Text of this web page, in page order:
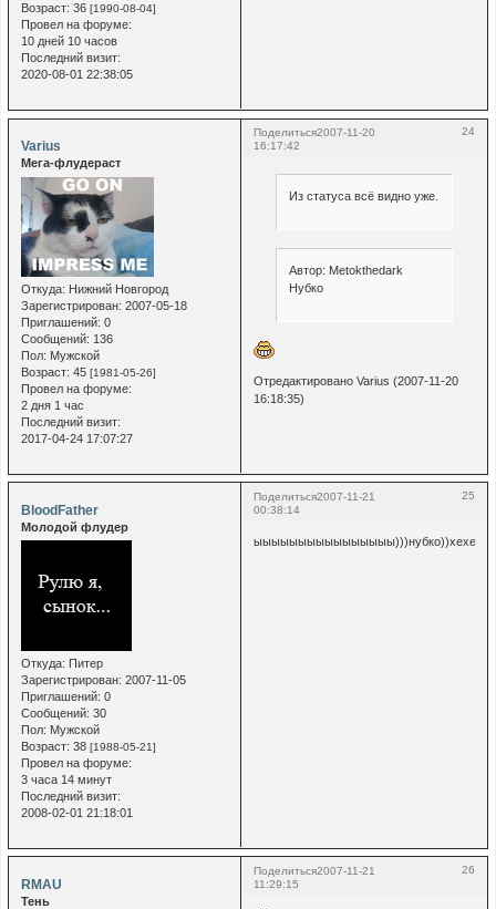
Возраст: 36 [1990-08-04]
Провел на форуме:
10 дней 10 часов
Последний визит:
2020-08-01 22:38:05
Поделиться 24
2007-11-20
16:17:42
Varius
Мега-флудераст
Откуда: Нижний Новгород
Зарегистрирован: 2007-05-18
Приглашений: 0
Сообщений: 136
Пол: Мужской
Возраст: 45 [1981-05-26]
Провел на форуме:
2 дня 1 час
Последний визит:
2017-04-24 17:07:27
Из статуса всё видно уже.
Автор: Metokthedark
Нубко
Отредактировано Varius (2007-11-20
16:18:35)
Поделиться 25
2007-11-21
00:38:14
BloodFather
Молодой флудер
Откуда: Питер
Зарегистрирован: 2007-11-05
Приглашений: 0
Сообщений: 30
Пол: Мужской
Возраст: 38 [1988-05-21]
Провел на форуме:
3 часа 14 минут
Последний визит:
2008-02-01 21:18:01
ыыыыыыыыыыыыыыыы)))нубко))хехе
Поделиться 26
2007-11-21
11:29:15
RMAU
Тень